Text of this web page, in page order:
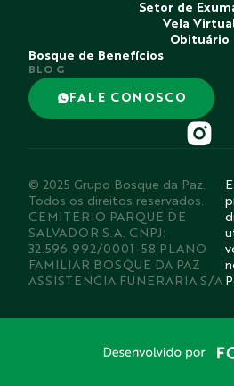
Setor de
Vela
Obituário
Bosque de Benefícios
BLOG
FALE CONOSCO
© 2025 Grupo Bosque da Paz.
Todos os direitos reservados.
CEMITERIO PARQUE DE
SALVADOR S.A. CNPJ:
32.596.992/0001-58 PLANO
FAMILIAR BOSQUE DA PAZ
ASSISTENCIA FUNERARIA S/A